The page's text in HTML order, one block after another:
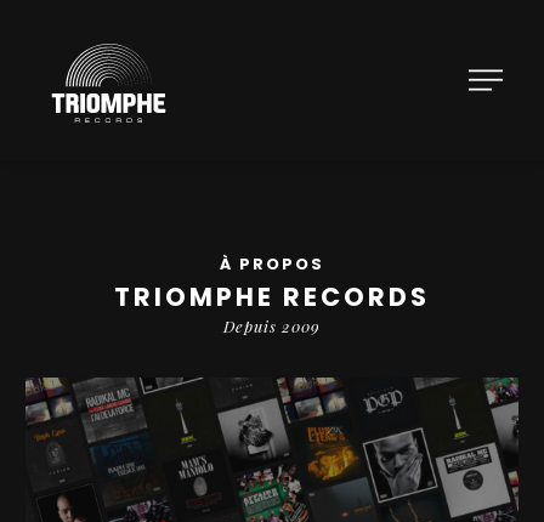
À PROPOS
TRIOMPHE RECORDS
Depuis 2009